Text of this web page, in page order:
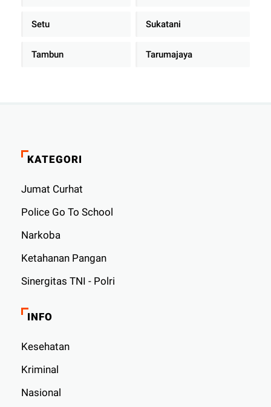
Setu Sukatani
Tambun Tarumajaya
KATEGORI
Jumat Curhat
Police Go To School
Narkoba
Ketahanan Pangan
Sinergitas TNI - Polri
INFO
Kesehatan
Kriminal
Nasional